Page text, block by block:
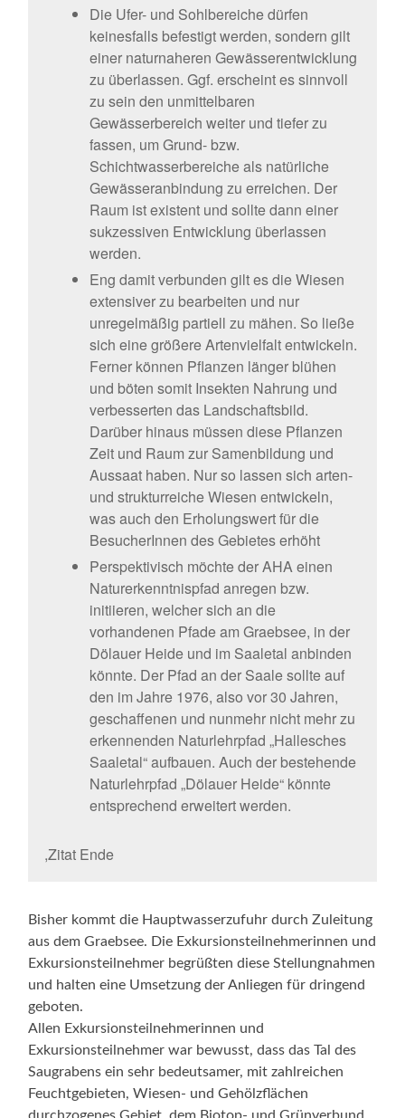
Die Ufer- und Sohlbereiche dürfen
keinesfalls befestigt werden, sondern gilt
einer naturnaheren Gewässerentwicklung
zu überlassen. Ggf. erscheint es sinnvoll
zu sein den unmittelbaren
Gewässerbereich weiter und tiefer zu
fassen, um Grund- bzw.
Schichtwasserbereiche als natürliche
Gewässeranbindung zu erreichen. Der
Raum ist existent und sollte dann einer
sukzessiven Entwicklung überlassen
werden.
Eng damit verbunden gilt es die Wiesen
extensiver zu bearbeiten und nur
unregelmäßig partiell zu mähen. So ließe
sich eine größere Artenvielfalt entwickeln.
Ferner können Pflanzen länger blühen
und böten somit Insekten Nahrung und
verbesserten das Landschaftsbild.
Darüber hinaus müssen diese Pflanzen
Zeit und Raum zur Samenbildung und
Aussaat haben. Nur so lassen sich arten-
und strukturreiche Wiesen entwickeln,
was auch den Erholungswert für die
BesucherInnen des Gebietes erhöht
Perspektivisch möchte der AHA einen
Naturerkenntnispfad anregen bzw.
initiieren, welcher sich an die
vorhandenen Pfade am Graebsee, in der
Dölauer Heide und im Saaletal anbinden
könnte. Der Pfad an der Saale sollte auf
den im Jahre 1976, also vor 30 Jahren,
geschaffenen und nunmehr nicht mehr zu
erkennenden Naturlehrpfad „Hallesches
Saaletal“ aufbauen. Auch der bestehende
Naturlehrpfad „Dölauer Heide“ könnte
entsprechend erweitert werden.
,Zitat Ende
Bisher kommt die Hauptwasserzufuhr durch Zuleitung
aus dem Graebsee. Die Exkursionsteilnehmerinnen und
Exkursionsteilnehmer begrüßten diese Stellungnahmen
und halten eine Umsetzung der Anliegen für dringend
geboten.
Allen Exkursionsteilnehmerinnen und
Exkursionsteilnehmer war bewusst, dass das Tal des
Saugrabens ein sehr bedeutsamer, mit zahlreichen
Feuchtgebieten, Wiesen- und Gehölzflächen